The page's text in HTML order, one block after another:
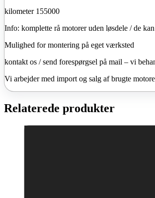
kilometer 155000
Info: komplette rå motorer uden løsdele / de
Mulighed for montering på eget værksted
kontakt os / send forespørgsel på mail – vi
Vi arbejder med import og salg af brugte
Relaterede produkter